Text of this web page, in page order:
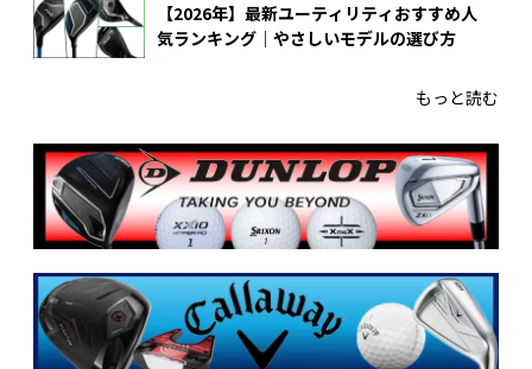
【2026年】最新ユーティリティおすすめ人
気ランキング｜やさしいモデルの選び方
もっと読む